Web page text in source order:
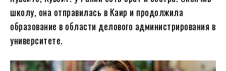
школу, она отправилась в Каир и продолжила
образование в области делового администрирования в
университете.